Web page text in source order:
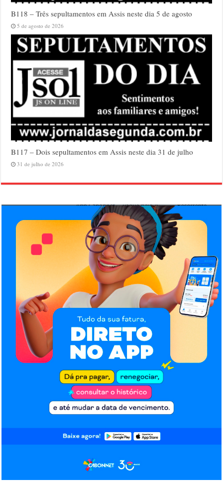
B118 – Três sepultamentos em Assis neste dia 5 de agosto
5 de agosto de 2026
B117 – Dois sepultamentos em Assis neste dia 31 de julho
31 de julho de 2026